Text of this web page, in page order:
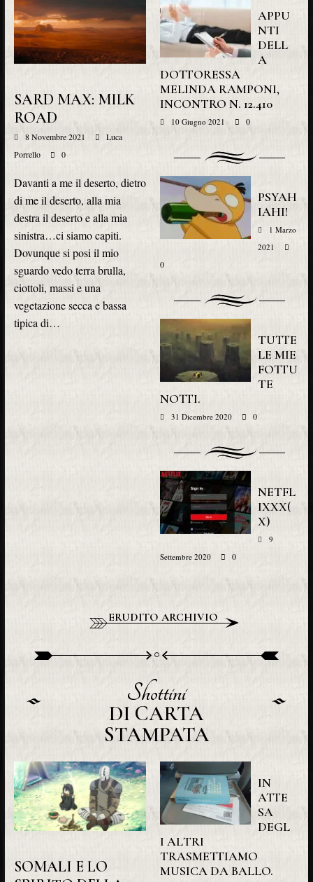
SARD MAX: MILK
ROAD
8 Novembre 2021
Luca
Porrello
0
Davanti a me il deserto, dietro
di me il deserto, alla mia
destra il deserto e alla mia
sinistra…ci siamo capiti.
Dovunque si posi il mio
sguardo vedo terra brulla,
ciottoli, massi e una
vegetazione secca e bassa
tipica di…
APPU
NTI
DELL
A
DOTTORESSA
MELINDA RAMPONI,
INCONTRO N. 12.410
10 Giugno 2021 0
PSYAH
IAHI!
1 Marzo
2021
0
TUTTE
LE MIE
FOTTU
TE
NOTTI.
31 Dicembre 2020 0
NETFL
IXXX(
X)
9
Settembre 2020
0
ERUDITO ARCHIVIO
Shottini
DI CARTA
STAMPATA
SOMALI E LO
IN
ATTE
SA
DEGL
I ALTRI
TRASMETTIAMO
MUSICA DA BALLO.